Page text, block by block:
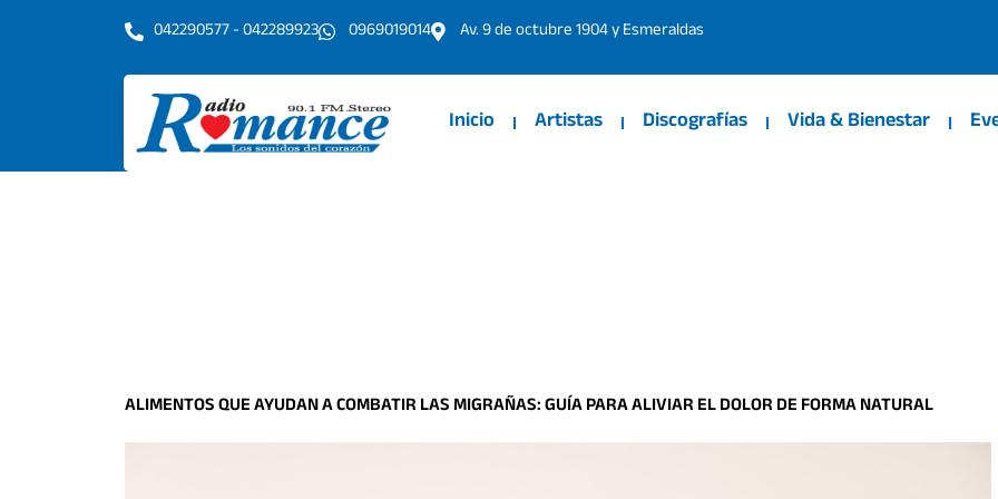
042290577 - 042289923 0969019014 Av. 9 de octubre 1904 y Esmeraldas
Inicio Artistas Discografías Vida & Bienestar
ALIMENTOS QUE AYUDAN A COMBATIR LAS MIGRAÑAS: GUÍA PARA ALIVIAR EL DOLOR DE FORMA NATURAL